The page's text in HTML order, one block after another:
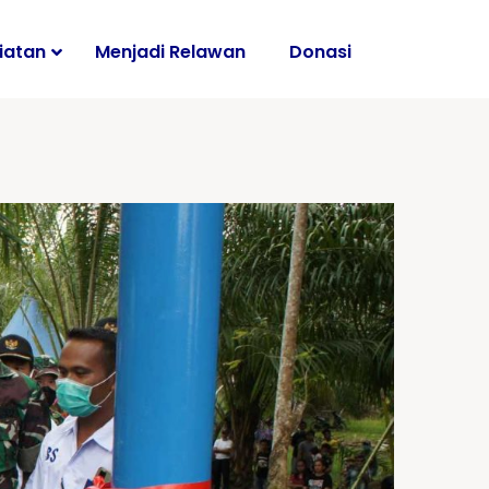
Menjadi Relawan Donasi